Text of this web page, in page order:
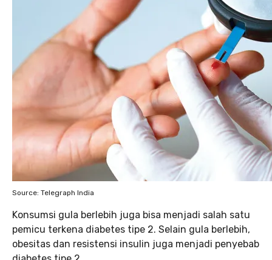
Source: Telegraph India
Konsumsi gula berlebih juga bisa menjadi salah satu
pemicu terkena diabetes tipe 2. Selain gula berlebih,
obesitas dan resistensi insulin juga menjadi penyebab